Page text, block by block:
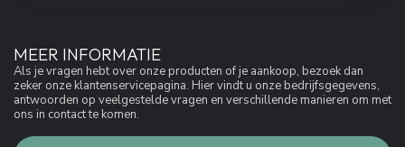
MEER INFORMATIE
Als je vragen hebt over onze producten of je aankoop, bezoek dan
zeker onze klantenservicepagina. Hier vindt u onze bedrijfsgegevens,
antwoorden op veelgestelde vragen en verschillende manieren om met
ons in contact te komen.